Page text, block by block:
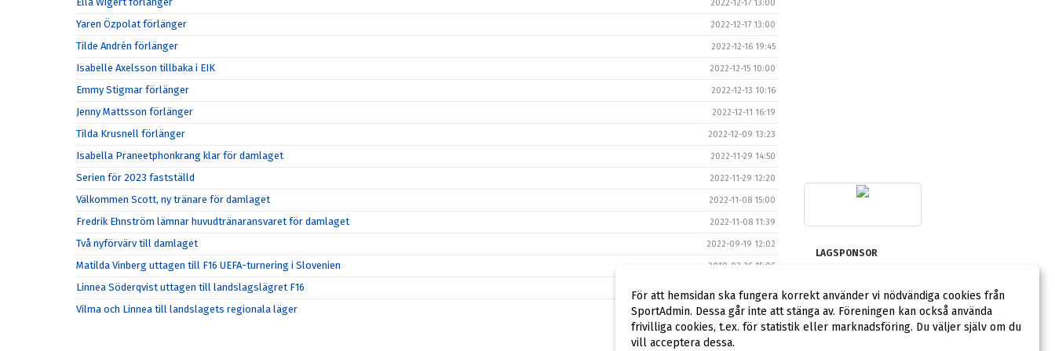
2022-12-17 13:00
Yaren Özpolat förlänger 2022-12-17 13:00
Tilde Andrén förlänger 2022-12-16 19:45
Isabelle Axelsson tillbaka i EIK 2022-12-15 10:00
Emmy Stigmar förlänger 2022-12-13 10:16
Jenny Mattsson förlänger 2022-12-11 16:19
Tilda Krusnell förlänger 2022-12-09 13:23
Isabella Praneetphonkrang klar för damlaget 2022-11-29 14:50
Serien för 2023 fastställd 2022-11-29 12:20
Välkommen Scott, ny tränare för damlaget 2022-11-08 15:00
Fredrik Ehnström lämnar huvudtränaransvaret för damlaget 2022-11-08 11:39
Två nyförvärv till damlaget 2022-09-19 12:02
Matilda Vinberg uttagen till F16 UEFA-turnering i Slovenien 2019-03-26 15:06
Linnea Söderqvist uttagen till landslagslägret F16
Vilma och Linnea till landslagets regionala läger 2018-09-17 14:21
LAGSPONSOR
För att hemsidan ska fungera korrekt använder vi nödvändiga cookies från
SportAdmin. Dessa går inte att stänga av. Föreningen kan också använda
frivilliga cookies, t.ex. för statistik eller marknadsföring. Du väljer själv om du
vill acceptera dessa.